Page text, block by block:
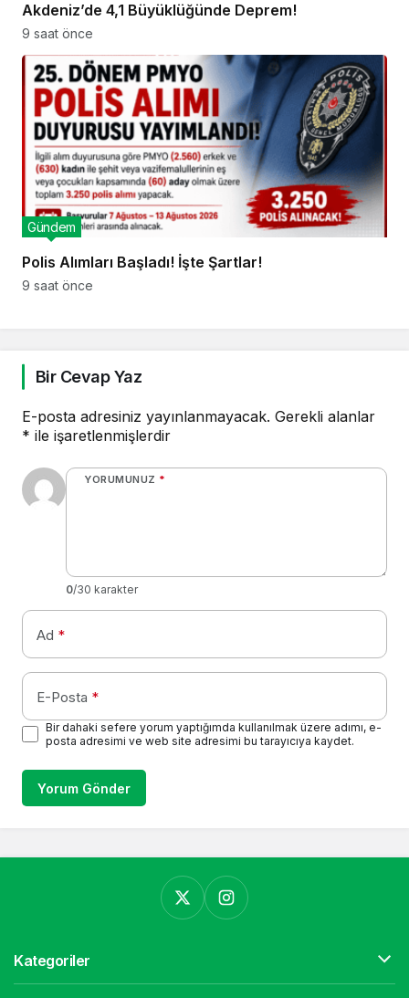
Akdeniz’de 4,1 Büyüklüğünde Deprem!
9 saat önce
Polis Alımları Başladı! İşte Şartlar!
Gündem
9 saat önce
Bir Cevap Yaz
E-posta adresiniz yayınlanmayacak. Gerekli alanlar
* ile işaretlenmişlerdir
YORUMUNUZ *
0/30 karakter
Ad *
E-Posta *
Bir dahaki sefere yorum yaptığımda kullanılmak üzere adımı, e-
posta adresimi ve web site adresimi bu tarayıcıya kaydet.
Yorum Gönder
Kategoriler